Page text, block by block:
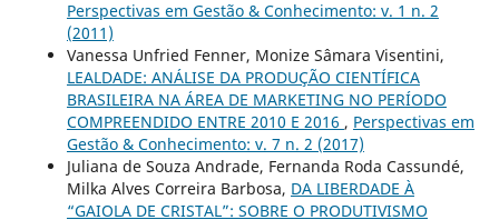
Perspectivas em Gestão & Conhecimento: v. 1 n. 2
(2011)
Vanessa Unfried Fenner, Monize Sâmara Visentini,
LEALDADE: ANÁLISE DA PRODUÇÃO CIENTÍFICA
BRASILEIRA NA ÁREA DE MARKETING NO PERÍODO
COMPREENDIDO ENTRE 2010 E 2016 , Perspectivas em
Gestão & Conhecimento: v. 7 n. 2 (2017)
Juliana de Souza Andrade, Fernanda Roda Cassundé,
Milka Alves Correira Barbosa, DA LIBERDADE À
“GAIOLA DE CRISTAL”: SOBRE O PRODUTIVISMO